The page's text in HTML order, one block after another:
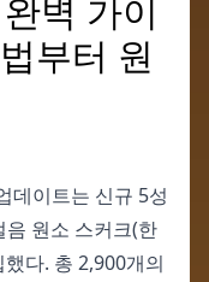
벽 가이
부터 원
데이트는 신규 5성
원소 스커크(한
다. 총 2,900개의